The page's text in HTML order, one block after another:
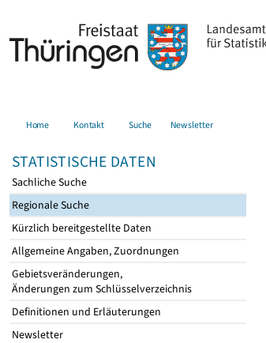
Home Kontakt Suche Newsletter
STATISTISCHE DATEN
Sachliche Suche
Regionale Suche
Kürzlich bereitgestellte Daten
Allgemeine Angaben, Zuordnungen
Gebietsveränderungen,
Änderungen zum Schlüsselverzeichnis
Definitionen und Erläuterungen
Newsletter